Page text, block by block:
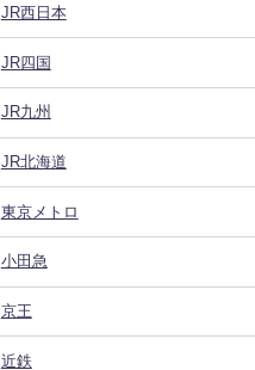
JR西日本
JR四国
JR九州
JR北海道
東京メトロ
小田急
京王
近鉄